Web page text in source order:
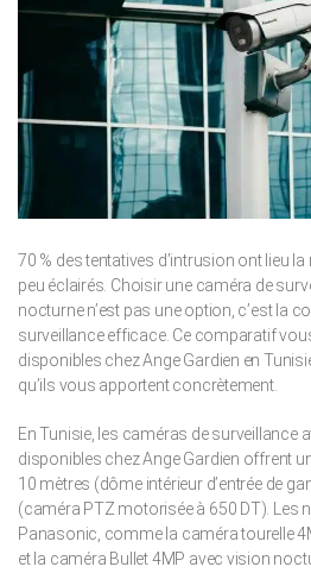
70 % des tentatives d’intrusion ont lieu
peu éclairés. Choisir une caméra de
nocturne n’est pas une option, c’est la
surveillance efficace. Ce comparatif
disponibles chez Ange Gardien en
qu’ils vous apportent concrètement.
En Tunisie, les caméras de surveillance
disponibles chez Ange Gardien offrent
10 mètres (dôme intérieur d’entrée de
(caméra PTZ motorisée à 650 DT). Les
Panasonic, comme la caméra tourelle
et la caméra Bullet 4MP avec vision